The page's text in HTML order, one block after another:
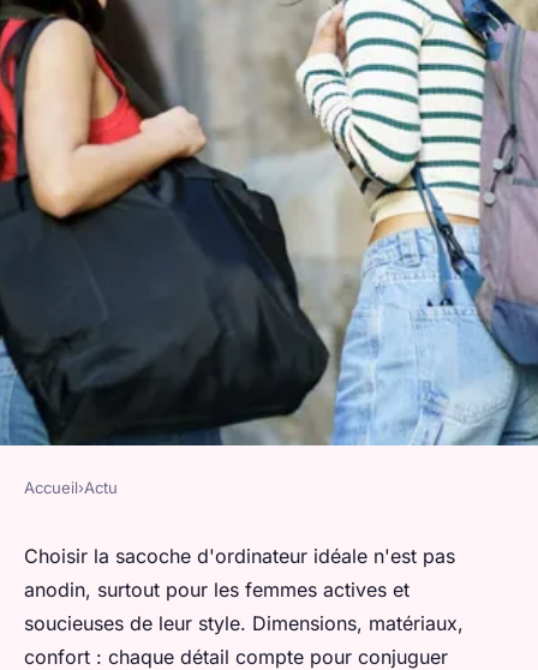
Sacoche ordinateur pour
femme : les critères de choix
et les tendances sur le marché
Accueil›Actu
Choisir la sacoche d'ordinateur idéale n'est pas
anodin, surtout pour les femmes actives et
soucieuses de leur style. Dimensions, matériaux,
confort : chaque détail compte pour conjuguer